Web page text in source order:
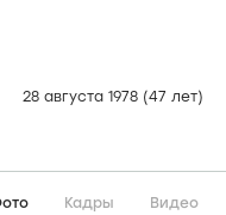
28 августа 1978 (47 лет)
Кадры Видео